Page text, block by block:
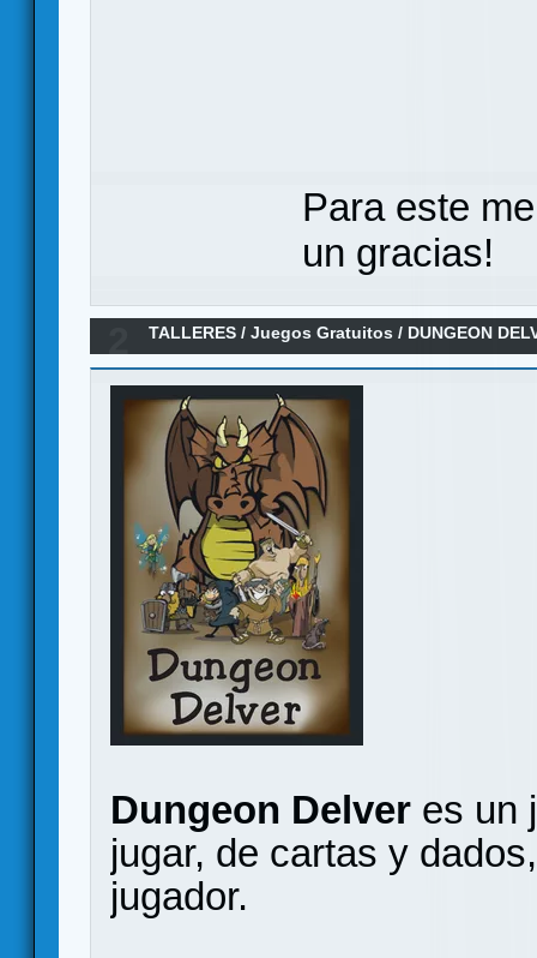
Para este
un gracias!
TALLERES /Juegos Gratuitos/ DUNGEON
solitario - En español
Dungeon Delver es un
jugar, de cartas y
jugador.